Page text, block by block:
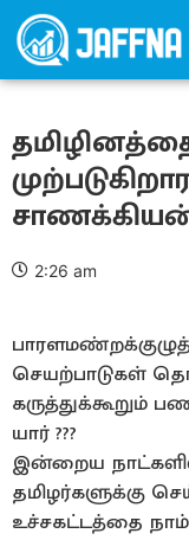
2:26 am
செயற்பாடுகள்
கருத்துக்கூறும்
யார் ???
இன்றைய
தமிழர்களுக்கு
உச்சகட்டத்தை